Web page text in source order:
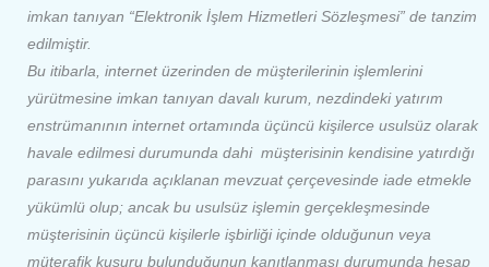
imkan tanıyan “Elektronik İşlem Hizmetleri Sözleşmesi” de tanzim
edilmiştir.
Bu itibarla, internet üzerinden de müşterilerinin işlemlerini
yürütmesine imkan tanıyan davalı kurum, nezdindeki yatırım
enstrümanının internet ortamında üçüncü kişilerce usulsüz olarak
havale edilmesi durumunda dahi müşterisinin kendisine yatırdığı
parasını yukarıda açıklanan mevzuat çerçevesinde iade etmekle
yükümlü olup; ancak bu usulsüz işlemin gerçekleşmesinde
müşterisinin üçüncü kişilerle işbirliği içinde olduğunun veya
müterafik kusuru bulunduğunun kanıtlanması durumunda hesap